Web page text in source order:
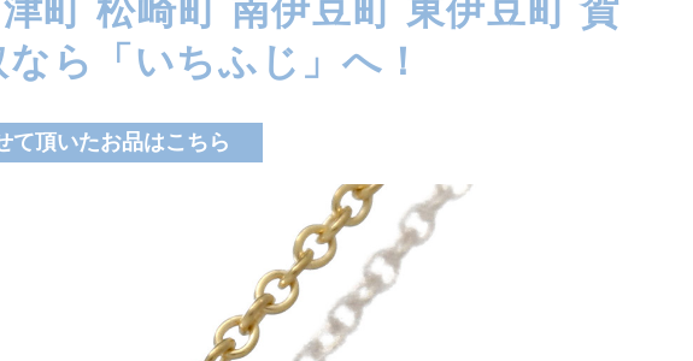
町 松崎町 南伊豆町 東伊豆町 賀
ら「いちふじ」へ！
て頂いたお品はこちら